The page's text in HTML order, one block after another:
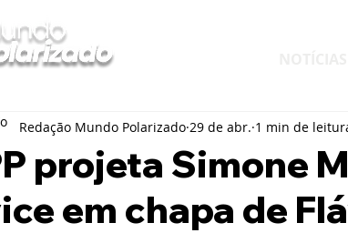
projeta Simone
em chapa de
Redação Mundo Polarizado 29 de abr. 1 min de